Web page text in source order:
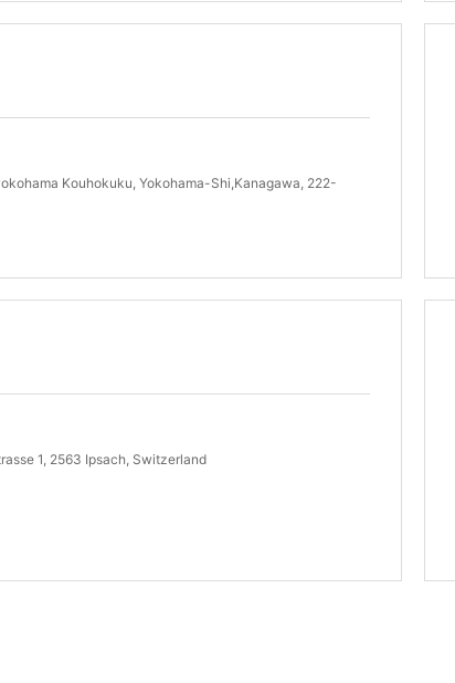
Kouhokuku, Yokohama-Shi,Kanagawa, 222-
1, 2563 Ipsach, Switzerland